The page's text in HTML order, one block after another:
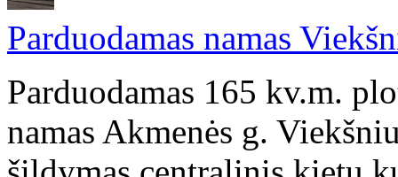
Parduodamas namas
Parduodamas 165 kv.m.
namas Akmenės g.